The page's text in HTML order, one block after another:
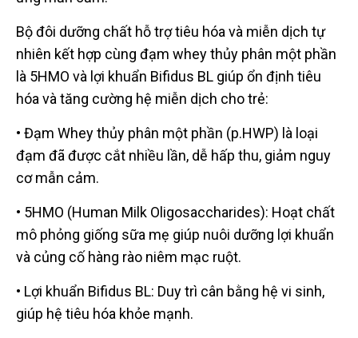
Bộ đôi dưỡng chất hỗ trợ tiêu hóa và miễn dịch tự
nhiên kết hợp cùng đạm whey thủy phân một phần
là 5HMO và lợi khuẩn Bifidus BL giúp ổn định tiêu
hóa và tăng cường hệ miễn dịch cho trẻ:
• Đạm Whey thủy phân một phần (p.HWP) là loại
đạm đã được cắt nhiều lần, dễ hấp thu, giảm nguy
cơ mẫn cảm.
• 5HMO (Human Milk Oligosaccharides): Hoạt chất
mô phỏng giống sữa mẹ giúp nuôi dưỡng lợi khuẩn
và củng cố hàng rào niêm mạc ruột.
• Lợi khuẩn Bifidus BL: Duy trì cân bằng hệ vi sinh,
giúp hệ tiêu hóa khỏe mạnh.